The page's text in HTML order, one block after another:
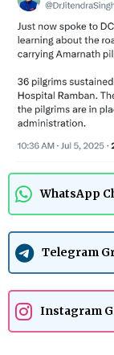
WhatsApp
Telegram
Instagram